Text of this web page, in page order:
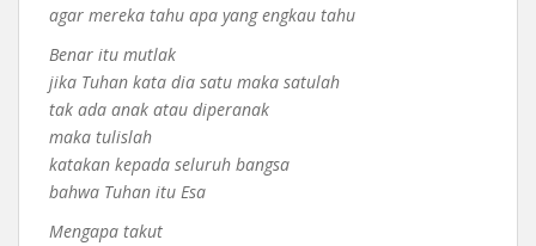
agar mereka tahu apa yang engkau tahu
Benar itu mutlak
jika Tuhan kata dia satu maka satulah
tak ada anak atau diperanak
maka tulislah
katakan kepada seluruh bangsa
bahwa Tuhan itu Esa
Mengapa takut